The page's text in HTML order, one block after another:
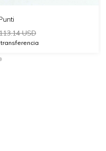
USD